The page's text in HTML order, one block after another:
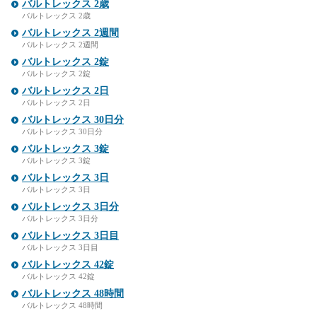
バルトレックス 2歳
バルトレックス 2歳
バルトレックス 2週間
バルトレックス 2週間
バルトレックス 2錠
バルトレックス 2錠
バルトレックス 2日
バルトレックス 2日
バルトレックス 30日分
バルトレックス 30日分
バルトレックス 3錠
バルトレックス 3錠
バルトレックス 3日
バルトレックス 3日
バルトレックス 3日分
バルトレックス 3日分
バルトレックス 3日目
バルトレックス 3日目
バルトレックス 42錠
バルトレックス 42錠
バルトレックス 48時間
バルトレックス 48時間